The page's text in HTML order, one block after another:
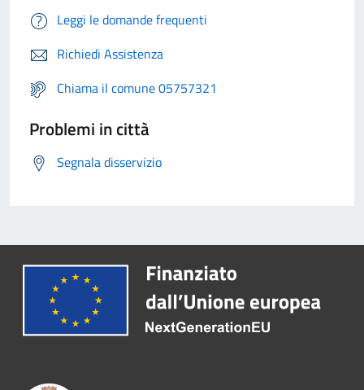
Leggi le domande frequenti
Richiedi Assistenza
Chiama il comune 05757321
Problemi in città
Segnala disservizio